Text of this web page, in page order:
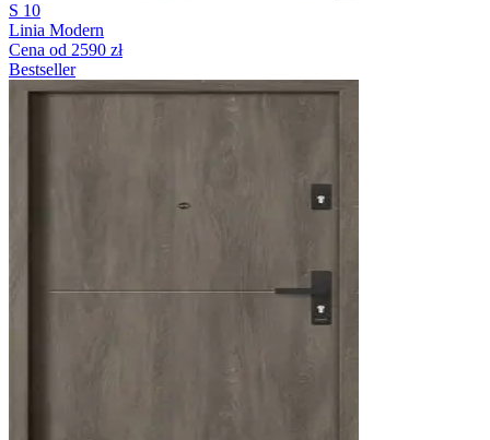
S 10
Linia Modern
Cena od 2590 zł
Bestseller